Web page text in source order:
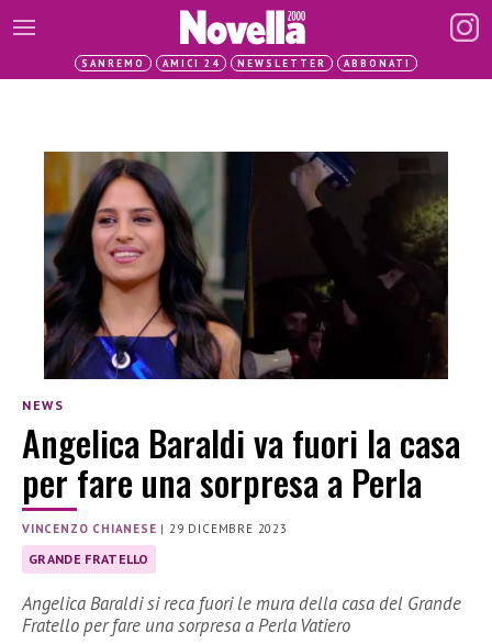
SANREMO AMICI 24 NEWSLETTER ABBONATI
NEWS
Angelica Baraldi va fuori la casa
per fare una sorpresa a Perla
VINCENZO CHIANESE |29 DICEMBRE 2023
GRANDE FRATELLO
Angelica Baraldi si reca fuori le mura della casa del Grande
Fratello per fare una sorpresa a Perla Vatiero